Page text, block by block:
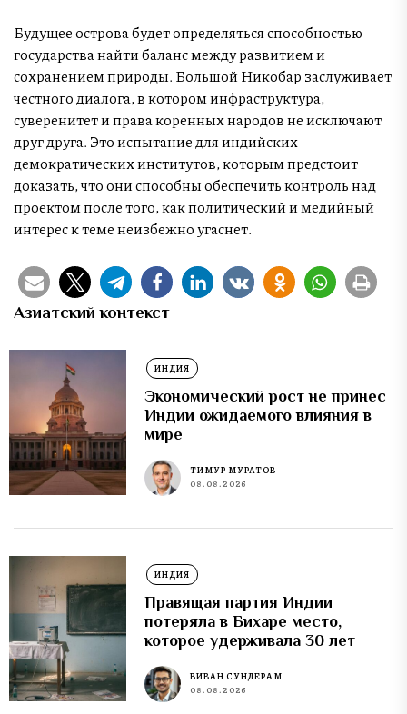
Будущее острова будет определяться способностью
государства найти баланс между развитием и
сохранением природы. Большой Никобар заслуживает
честного диалога, в котором инфраструктура,
суверенитет и права коренных народов не исключают
друг друга. Это испытание для индийских
демократических институтов, которым предстоит
доказать, что они способны обеспечить контроль над
проектом после того, как политический и медийный
интерес к теме неизбежно угаснет.
Азиатский контекст
ИНДИЯ
Экономический рост не принес
Индии ожидаемого влияния в
мире
ТИМУР МУРАТОВ
08.08.2026
ИНДИЯ
Правящая партия Индии
потеряла в Бихаре место,
которое удерживала 30 лет
ВИВАН СУНДЕРАМ
08.08.2026